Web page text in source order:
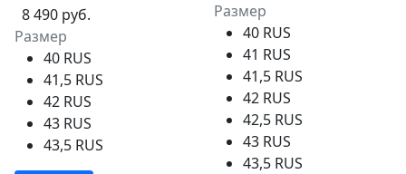
8 490 руб.
Размер
40 RUS
41,5 RUS
42 RUS
43 RUS
43,5 RUS
Размер
40 RUS
41 RUS
41,5 RUS
42 RUS
42,5 RUS
43 RUS
43,5 RUS